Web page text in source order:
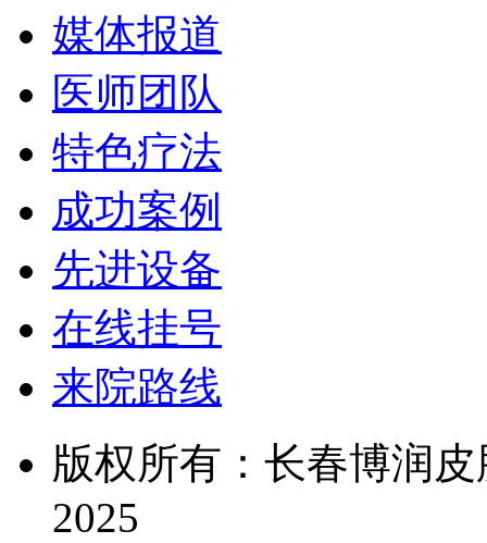
媒体报道
医师团队
特色疗法
成功案例
先进设备
在线挂号
来院路线
版权所有：长春博润
2025